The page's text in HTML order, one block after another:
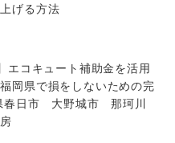
げる方法
エコキュート補助金を活用
岡県で損をしないための完
春日市 大野城市 那珂川